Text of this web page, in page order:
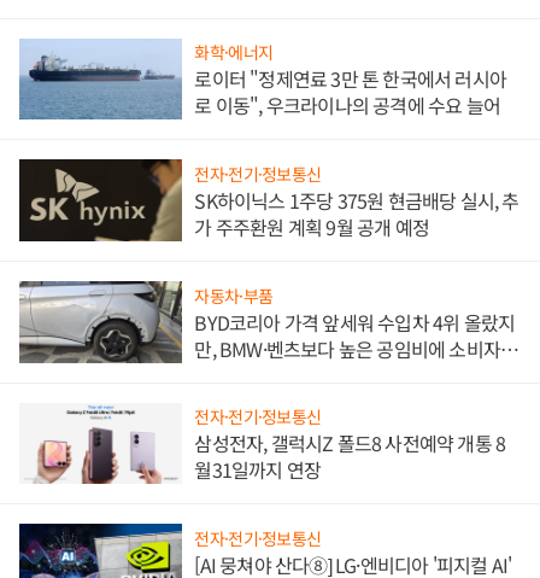
화학·에너지
로이터 "정제연료 3만 톤 한국에서 러시아
로 이동", 우크라이나의 공격에 수요 늘어
전자·전기·정보통신
SK하이닉스 1주당 375원 현금배당 실시, 추
가 주주환원 계획 9월 공개 예정
자동차·부품
BYD코리아 가격 앞세워 수입차 4위 올랐지
만, BMW·벤츠보다 높은 공임비에 소비자
전자·전기·정보통신
삼성전자, 갤럭시Z 폴드8 사전예약 개통 8
월31일까지 연장
전자·전기·정보통신
[AI 뭉쳐야 산다⑧] LG·엔비디아 '피지컬 AI'